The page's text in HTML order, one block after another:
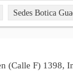
Sedes Botica
(Calle F) 1398,